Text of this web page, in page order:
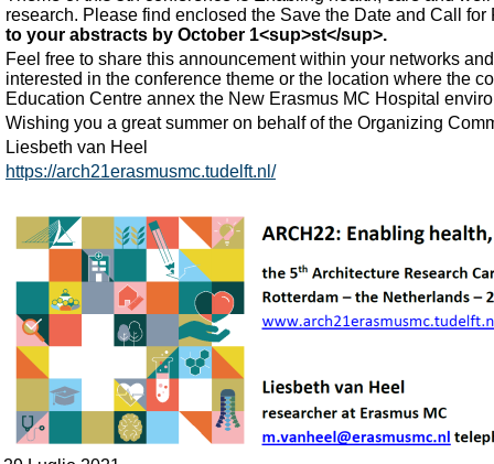
research. Please find enclosed the Save the Date and Call
to your abstracts by October 1<sup>st</sup>.
Feel free to share this announcement within your networks
interested in the conference theme or the location where the
Education Centre annex the New Erasmus MC Hospital
Wishing you a great summer on behalf of the Organizing
Liesbeth van Heel
https://arch21erasmusmc.tudelft.nl/